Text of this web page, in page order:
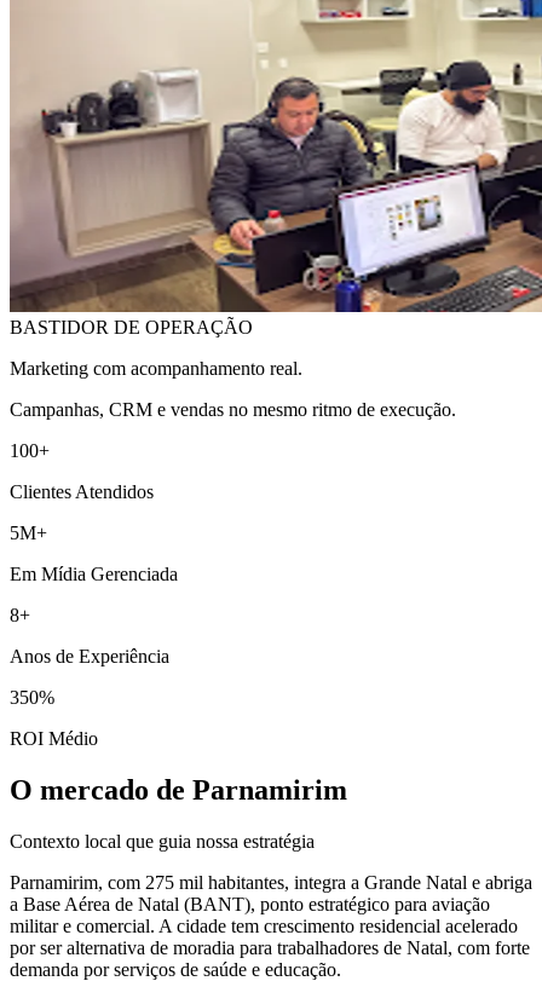
BASTIDOR DE OPERAÇÃO
Marketing com acompanhamento real.
Campanhas, CRM e vendas no mesmo ritmo de execução.
100+
Clientes Atendidos
5M+
Em Mídia Gerenciada
8+
Anos de Experiência
350%
ROI Médio
O mercado de Parnamirim
Contexto local que guia nossa estratégia
Parnamirim, com 275 mil habitantes, integra a Grande Natal e abriga
a Base Aérea de Natal (BANT), ponto estratégico para aviação
militar e comercial. A cidade tem crescimento residencial acelerado
por ser alternativa de moradia para trabalhadores de Natal, com forte
demanda por serviços de saúde e educação.